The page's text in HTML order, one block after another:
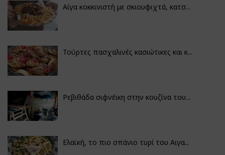
Αίγα κοκκινιστή με σκιουφιχτά, κατσ...
Τούρτες πασχαλινές κασιώτικες και κ...
Ρεβιθάδα σιφνέικη στην κουζίνα του...
Ελαϊκή, το πιο σπάνιο τυρί του Αιγα...